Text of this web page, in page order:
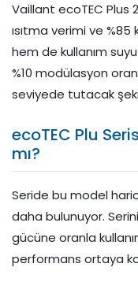
Vaillant ecoTEC Plus
ısıtma verimi ve %85
hem de kullanım
%10 modülasyon
seviyede tutacak
ecoTEC Plu
mı?
Seride bu model
daha bulunuyor.
gücüne oranla
performans ortaya